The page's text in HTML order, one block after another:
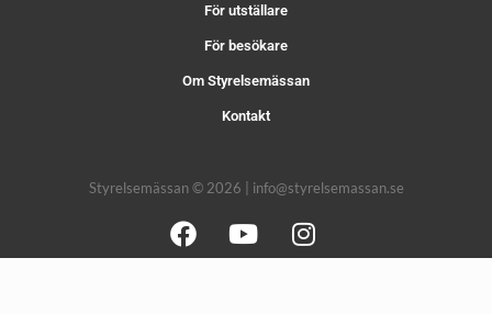
För utställare
För besökare
Om Styrelsemässan
Kontakt
Styrelsemässan © 2026 | info@styrelsemassan.se